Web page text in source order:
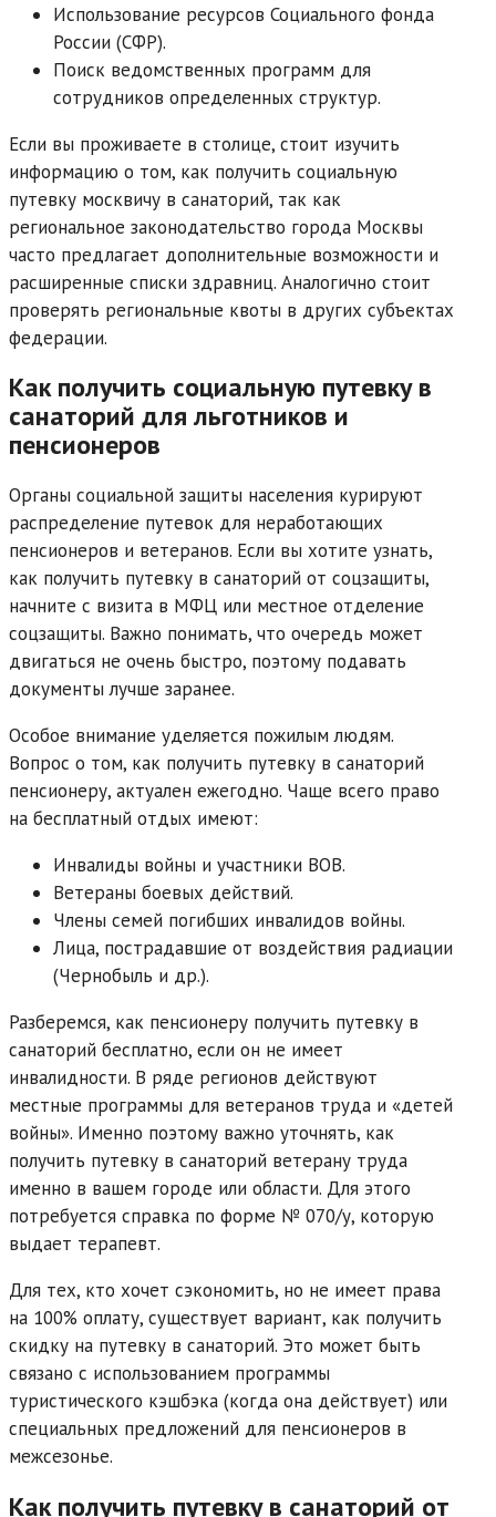
Использование ресурсов Социального фонда
России (СФР).
Поиск ведомственных программ для
сотрудников определенных структур.
Если вы проживаете в столице, стоит изучить
информацию о том, как получить социальную
путевку москвичу в санаторий, так как
региональное законодательство города Москвы
часто предлагает дополнительные возможности и
расширенные списки здравниц. Аналогично стоит
проверять региональные квоты в других субъектах
федерации.
Как получить социальную путевку в
санаторий для льготников и
пенсионеров
Органы социальной защиты населения курируют
распределение путевок для неработающих
пенсионеров и ветеранов. Если вы хотите узнать,
как получить путевку в санаторий от соцзащиты,
начните с визита в МФЦ или местное отделение
соцзащиты. Важно понимать, что очередь может
двигаться не очень быстро, поэтому подавать
документы лучше заранее.
Особое внимание уделяется пожилым людям.
Вопрос о том, как получить путевку в санаторий
пенсионеру, актуален ежегодно. Чаще всего право
на бесплатный отдых имеют:
Инвалиды войны и участники ВОВ.
Ветераны боевых действий.
Члены семей погибших инвалидов войны.
Лица, пострадавшие от воздействия радиации
(Чернобыль и др.).
Разберемся, как пенсионеру получить путевку в
санаторий бесплатно, если он не имеет
инвалидности. В ряде регионов действуют
местные программы для ветеранов труда и «детей
войны». Именно поэтому важно уточнять, как
получить путевку в санаторий ветерану труда
именно в вашем городе или области. Для этого
потребуется справка по форме № 070/у, которую
выдает терапевт.
Для тех, кто хочет сэкономить, но не имеет права
на 100% оплату, существует вариант, как получить
скидку на путевку в санаторий. Это может быть
связано с использованием программы
туристического кэшбэка (когда она действует) или
специальных предложений для пенсионеров в
межсезонье.
Как получить путевку в санаторий от